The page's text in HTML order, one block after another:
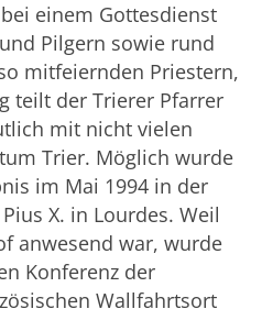
einem Gottesdienst
Pilgern sowie rund
mitfeiernden Priestern,
teilt der Trierer Pfarrer
mit nicht vielen
Trier. Möglich wurde
im Mai 1994 in der
X. in Lourdes. Weil
anwesend war, wurde
Konferenz der
Wallfahrtsort